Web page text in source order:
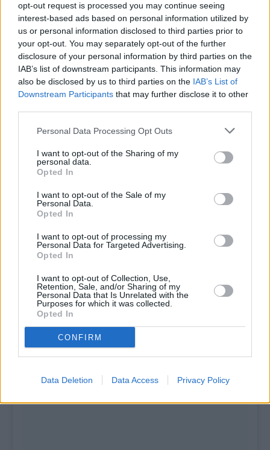
opt-out request is processed you may continue seeing
interest-based ads based on personal information utilized by
us or personal information disclosed to third parties prior to
your opt-out. You may separately opt-out of the further
disclosure of your personal information by third parties on the
IAB’s list of downstream participants. This information may
also be disclosed by us to third parties on the IAB’s List of
Downstream Participants that may further disclose it to other
Personal Data Processing Opt Outs
I want to opt-out of the Sharing of my
personal data.
Opted In
I want to opt-out of the Sale of my
Personal Data.
Opted In
I want to opt-out of processing my
Personal Data for Targeted Advertising.
Opted In
I want to opt-out of Collection, Use,
Retention, Sale, and/or Sharing of my
Personal Data that Is Unrelated with the
Purposes for which it was collected.
Opted In
CONFIRM
Data Deletion Data Access Privacy Policy
Δείτε αυτή τη δημοσίευση στο Instagram.